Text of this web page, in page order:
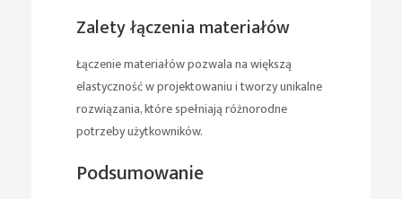
Zalety łączenia materiałów
Łączenie materiałów pozwala na większą
elastyczność w projektowaniu i tworzy unikalne
rozwiązania, które spełniają różnorodne
potrzeby użytkowników.
Podsumowanie